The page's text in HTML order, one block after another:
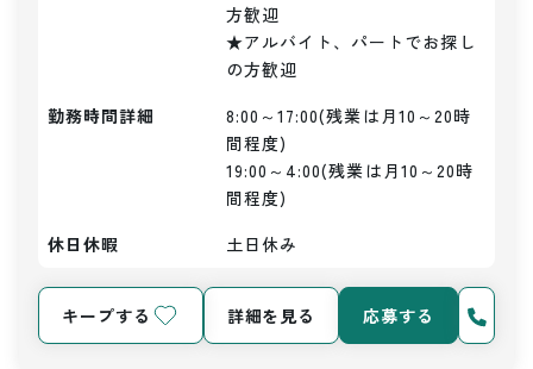
方歓迎
★アルバイト、パートでお探し
の方歓迎
勤務時間詳細
8:00～17:00(残業は月10～20時
間程度)
19:00～4:00(残業は月10～20時
間程度)
休日休暇
土日休み
キープする 詳細を見る 応募する